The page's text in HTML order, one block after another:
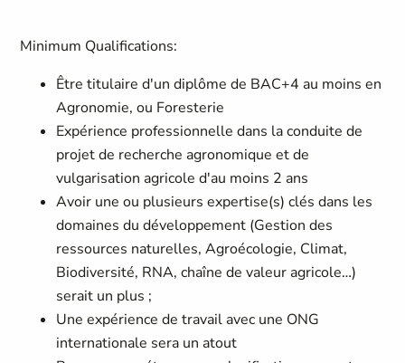
Minimum Qualifications:
Être titulaire d'un diplôme de BAC+4 au moins en
Agronomie, ou Foresterie
Expérience professionnelle dans la conduite de
projet de recherche agronomique et de
vulgarisation agricole d'au moins 2 ans
Avoir une ou plusieurs expertise(s) clés dans les
domaines du développement (Gestion des
ressources naturelles, Agroécologie, Climat,
Biodiversité, RNA, chaîne de valeur agricole…)
serait un plus ;
Une expérience de travail avec une ONG
internationale sera un atout